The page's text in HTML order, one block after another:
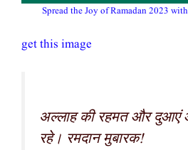
Spread the Joy of Ramadan 2023
get this image
अल्लाह की रहमत और दुआएं
रहे। रमदान मुबारक!